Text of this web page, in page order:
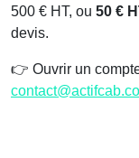
500 € HT, ou 50 €
devis.
👉 Ouvrir un